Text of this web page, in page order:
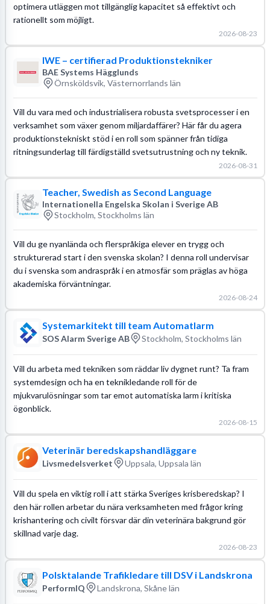
optimera utläggen mot tillgänglig kapacitet så effektivt och
rationellt som möjligt.
2026-08-23
IWE – certifierad Produktionstekniker
BAE Systems Hägglunds
Örnsköldsvik, Västernorrlands län
Vill du vara med och industrialisera robusta svetsprocesser i en
verksamhet som växer genom miljardaffärer? Här får du agera
produktionstekniskt stöd i en roll som spänner från tidiga
ritningsunderlag till färdigställd svetsutrustning och ny teknik.
2026-08-31
Teacher, Swedish as Second Language
Internationella Engelska Skolan i Sverige AB
Stockholm, Stockholms län
Vill du ge nyanlända och flerspråkiga elever en trygg och
strukturerad start i den svenska skolan? I denna roll undervisar
du i svenska som andraspråk i en atmosfär som präglas av höga
akademiska förväntningar.
2026-08-24
Systemarkitekt till team Automatlarm
SOS Alarm Sverige AB Stockholm, Stockholms län
Vill du arbeta med tekniken som räddar liv dygnet runt? Ta fram
systemdesign och ha en teknikledande roll för de
mjukvarulösningar som tar emot automatiska larm i kritiska
ögonblick.
2026-08-15
Veterinär beredskapshandläggare
Livsmedelsverket Uppsala, Uppsala län
Vill du spela en viktig roll i att stärka Sveriges krisberedskap? I
den här rollen arbetar du nära verksamheten med frågor kring
krishantering och civilt försvar där din veterinära bakgrund gör
skillnad varje dag.
2026-08-23
Polsktalande Trafikledare till DSV i Landskrona
PerformIQ Landskrona, Skåne län